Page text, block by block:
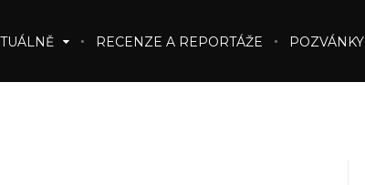
RECENZE A REPORTÁŽE POZVÁNKY